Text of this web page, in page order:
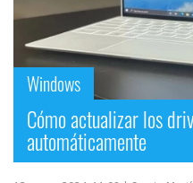
Windows
Cómo actualizar los
automáticamente